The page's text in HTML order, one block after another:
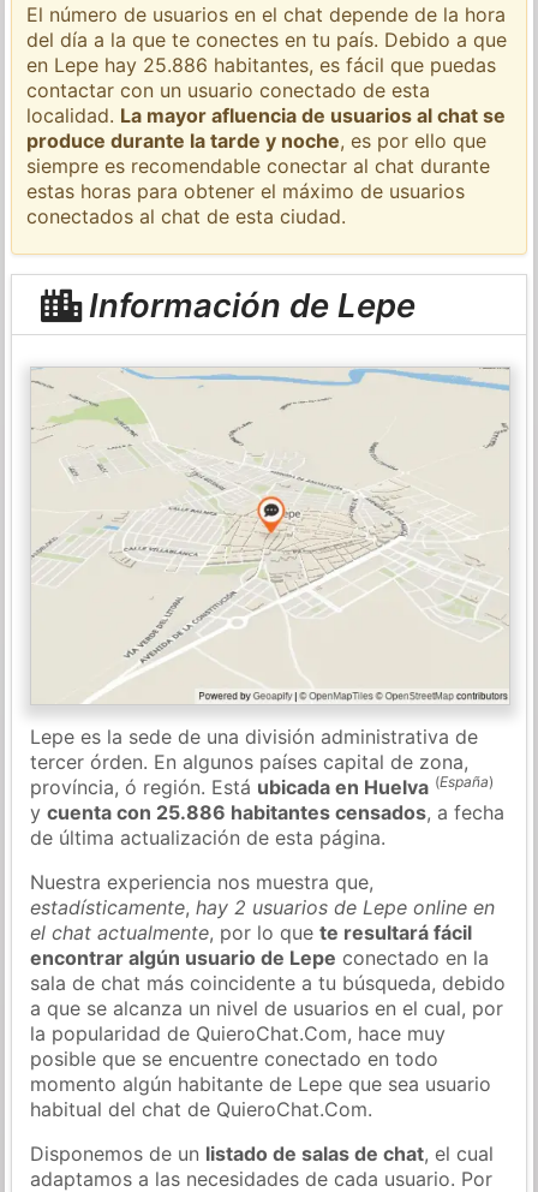
El número de usuarios en el chat depende de la hora
del día a la que te conectes en tu país. Debido a que
en Lepe hay 25.886 habitantes, es fácil que puedas
contactar con un usuario conectado de esta
localidad. La mayor afluencia de usuarios al chat se
produce durante la tarde y noche, es por ello que
siempre es recomendable conectar al chat durante
estas horas para obtener el máximo de usuarios
conectados al chat de esta ciudad.
Información de Lepe
Lepe es la sede de una división administrativa de
tercer órden. En algunos países capital de zona,
província, ó región. Está ubicada en Huelva (España)
ycuenta con 25.886 habitantes censados, a fecha
de última actualización de esta página.
Nuestra experiencia nos muestra que,
estadísticamente,hay 2 usuarios de Lepe online en
el chat actualmente, por lo quete resultará fácil
encontrar algún usuario de Lepe conectado en la
sala de chat más coincidente a tu búsqueda, debido
a que se alcanza un nivel de usuarios en el cual, por
la popularidad de QuieroChat.Com, hace muy
posible que se encuentre conectado en todo
momento algún habitante de Lepe que sea usuario
habitual del chat de QuieroChat.Com.
Disponemos de un listado de salas de chat, el cual
adaptamos a las necesidades de cada usuario. Por